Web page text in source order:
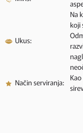
Ukus:
Na
koji
Način serviranja: